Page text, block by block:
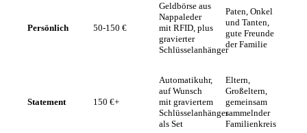
Persönlich 50-150 €
Geldbörse aus
Nappaleder
mit RFID, plus
gravierter
Schlüsselanhänger
Paten, Onkel
und Tanten,
gute Freunde
der Familie
Statement 150 €+
Automatikuhr,
auf Wunsch
mit graviertem
Schlüsselanhänger
als Set
Eltern,
Großeltern,
gemeinsam
sammelnder
Familienkreis